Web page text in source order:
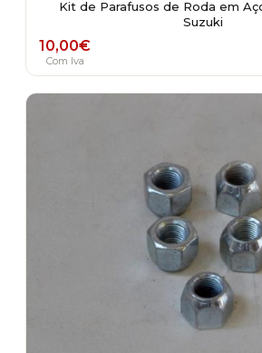
Kit de Parafusos de Roda em
Suzuki
10,00€
Com Iva